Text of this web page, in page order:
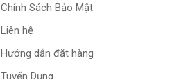
Chính Sách Bảo Mật
Liên hệ
Hướng dẫn đặt hàng